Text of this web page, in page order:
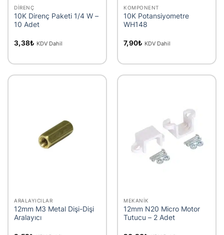
DIRENÇ
10K Direnç Paketi 1/4 W –
10 Adet
3,38₺ KDV Dahil
KOMPONENT
10K Potansiyometre
WH148
7,90₺ KDV Dahil
ARALAYICILAR
12mm M3 Metal Dişi-Dişi
Aralayıcı
MEKANIK
12mm N20 Micro Motor
Tutucu – 2 Adet